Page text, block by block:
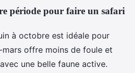
période pour faire un safari
à octobre est idéale pour
offre moins de foule et
une belle faune active.